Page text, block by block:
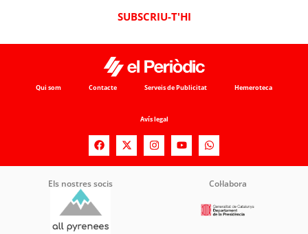
SUBSCRIU-T'HI
Qui som Contacte Serveis de Publicitat Hemeroteca
Avís legal
Els nostres socis Col·labora